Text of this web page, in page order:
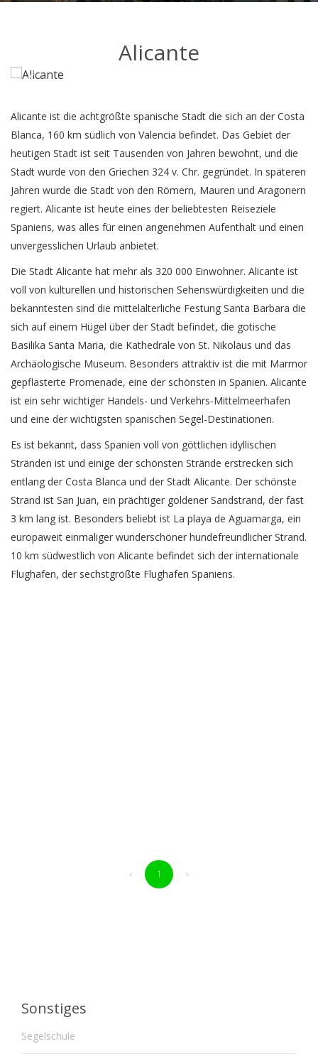
Alicante
Alicante ist die achtgrößte spanische Stadt die sich an der Costa
Blanca, 160 km südlich von Valencia befindet. Das Gebiet der
heutigen Stadt ist seit Tausenden von Jahren bewohnt, und die
Stadt wurde von den Griechen 324 v. Chr. gegründet. In späteren
Jahren wurde die Stadt von den Römern, Mauren und Aragonern
regiert. Alicante ist heute eines der beliebtesten Reiseziele
Spaniens, was alles für einen angenehmen Aufenthalt und einen
unvergesslichen Urlaub anbietet.
Die Stadt Alicante hat mehr als 320 000 Einwohner. Alicante ist
voll von kulturellen und historischen Sehenswürdigkeiten und die
bekanntesten sind die mittelalterliche Festung Santa Barbara die
sich auf einem Hügel über der Stadt befindet, die gotische
Basilika Santa Maria, die Kathedrale von St. Nikolaus und das
Archäologische Museum. Besonders attraktiv ist die mit Marmor
gepflasterte Promenade, eine der schönsten in Spanien. Alicante
ist ein sehr wichtiger Handels- und Verkehrs-Mittelmeerhafen
und eine der wichtigsten spanischen Segel-Destinationen.
Es ist bekannt, dass Spanien voll von göttlichen idyllischen
Stränden ist und einige der schönsten Strände erstrecken sich
entlang der Costa Blanca und der Stadt Alicante. Der schönste
Strand ist San Juan, ein prächtiger goldener Sandstrand, der fast
3 km lang ist. Besonders beliebt ist La playa de Aguamarga, ein
europaweit einmaliger wunderschöner hundefreundlicher Strand.
10 km südwestlich von Alicante befindet sich der internationale
Flughafen, der sechstgrößte Flughafen Spaniens.
« 1 »
Sonstiges
Segelschule